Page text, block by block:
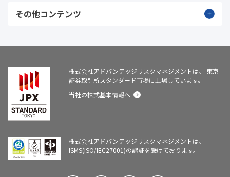
その他コンテンツ
株式会社アドバンテッジリスクマネジメントは、
東京
証券取引所スタンダード市場に上場しています。
当社の株式基本情報へ
株式会社アドバンテッジリスクマネジメントは、
ISMS(ISO/IEC27001)の認証を受けております。